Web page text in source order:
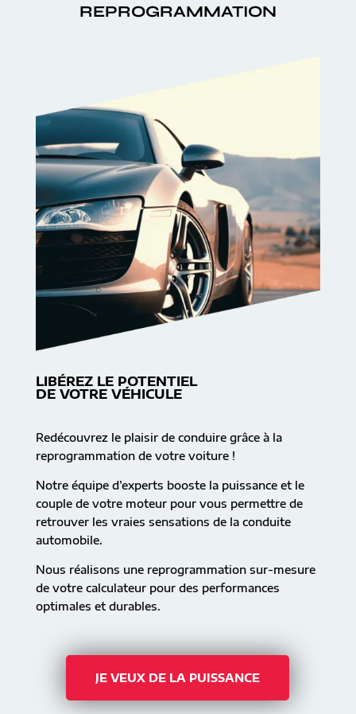
REPROGRAMMATION
LIBÉREZ LE POTENTIEL
DE VOTRE VÉHICULE
Redécouvrez le plaisir de conduire grâce à la
reprogrammation de votre voiture !
Notre équipe d’experts booste la puissance et le
couple de votre moteur pour vous permettre de
retrouver les vraies sensations de la conduite
automobile.
Nous réalisons une reprogrammation sur-mesure
de votre calculateur pour des performances
optimales et durables.
JE VEUX DE LA PUISSANCE